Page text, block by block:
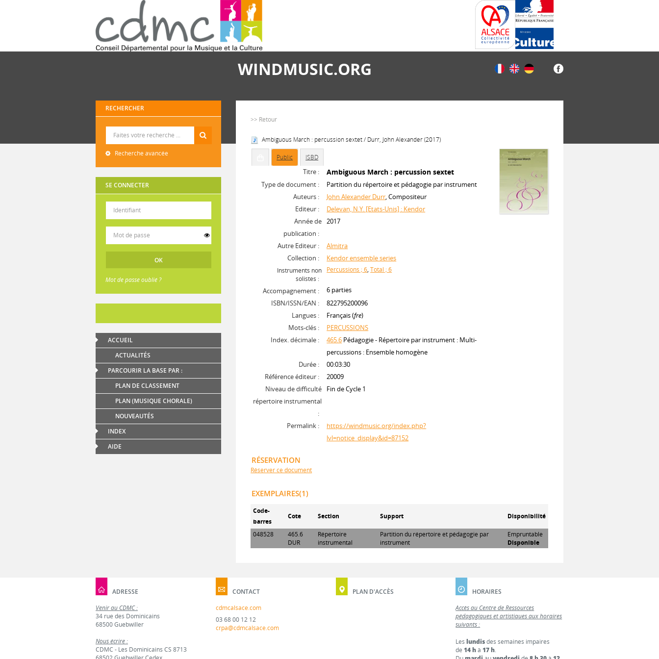
WINDMUSIC.ORG
RECHERCHER
Recherche avancée
SE CONNECTER
Mot de passe oublié ?
ACCUEIL
ACTUALITÉS
PARCOURIR LA BASE PAR :
PLAN DE CLASSEMENT
PLAN (MUSIQUE CHORALE)
NOUVEAUTÉS
INDEX
AIDE
>> Retour
Ambiguous March : percussion sextet / Durr, John Alexander (2017)
Public ISBD
Titre : Ambiguous March : percussion sextet
Type de document :
Partition du répertoire et pédagogie par instrument
Auteurs :
John Alexander Durr, Compositeur
Editeur :
Delevan, N.Y. [Etats-Unis] : Kendor
Année de
publication :
2017
Autre Editeur :
Almitra
Collection :
Kendor ensemble series
Instruments non
solistes :
Percussions ; 6,Total ; 6
Accompagnement :
6 parties
ISBN/ISSN/EAN :
822795200096
Langues :
Français (fre)
Mots-clés :
PERCUSSIONS
Index. décimale :
465.6 Pédagogie - Répertoire par instrument : Multi-
percussions : Ensemble homogène
Durée :
00:03:30
Référence éditeur :
20009
Niveau de difficulté
répertoire instrumental
:
Fin de Cycle 1
Permalink :
https://windmusic.org/index.php?
lvl=notice_display&id=87152
RÉSERVATION
Réserver ce document
EXEMPLAIRES(1)
Code-
barres
Cote Section Support Disponibilité
048528
465.6
DUR
Répertoire
instrumental
Partition du répertoire et pédagogie par
instrument
Empruntable
Disponible
ADRESSE
Venir au CDMC :
34 rue des Dominicains
68500 Guebwiller
Nous écrire :
CDMC - Les Dominicains CS 8713
CONTACT
cdmcalsace.com
03 68 00 12 12
crpa@cdmcalsace.com
PLAN D'ACCÈS
HORAIRES
Accès au Centre de Ressources
pédagogiques et artistiques aux horaires
suivants :
Leslundisdes semaines impaires
de14 hà17 h.